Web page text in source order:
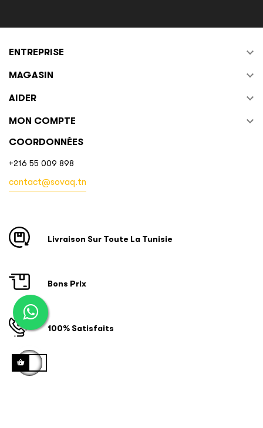
ENTREPRISE 
MAGASIN 
AIDER 
MON COMPTE 
COORDONNÉES
+216 55 009 898
contact@sovaq.tn
Livraison Sur Toute La Tunisie
Bons Prix
100% Satisfaits